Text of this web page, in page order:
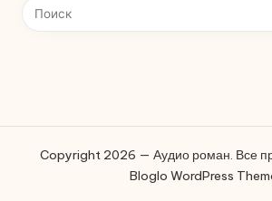
Copyright 2026 — Аудио роман. Все
Bloglo WordPress